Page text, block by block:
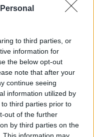
to third parties, or
information for
the below opt-out
note that after your
continue seeing
information utilized by
third parties prior to
out of the further
by third parties on the
This information may
Amsterdamie, a
przekazuję,